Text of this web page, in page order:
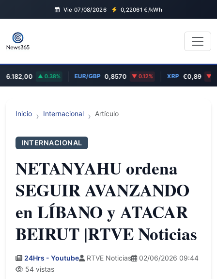
Vie 07/08/2026 0,22061 €/kWh
0.38% EUR/GBP 0,8570 0.12% XRP €0,89
Inicio Internacional Artículo
INTERNACIONAL
NETANYAHU ordena
SEGUIR AVANZANDO
en LÍBANO y ATACAR
BEIRUT |RTVE Noticias
24Hrs - Youtube RTVE Noticias
02/06/2026 09:44
54 vistas